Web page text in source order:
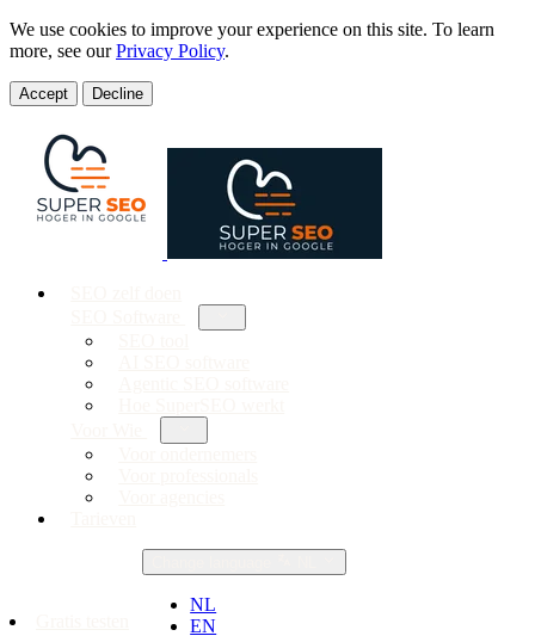
We use cookies to improve your experience on this site. To learn
more, see ourPrivacy Policy.
Accept Decline
NL
EN